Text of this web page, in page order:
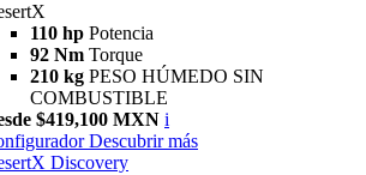
110 hp Potencia
92 Nm Torque
210 kg PESO HÚMEDO SIN
COMBUSTIBLE
$419,100 MXN i
Descubrir más
Discovery